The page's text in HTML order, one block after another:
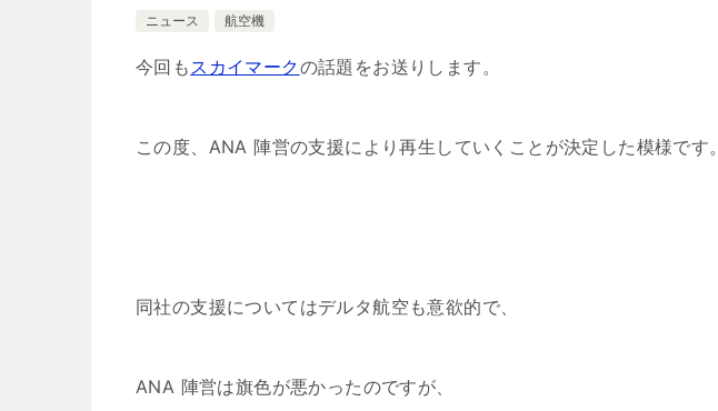
ニュース
航空機
今回もスカイマークの話題をお送りします。
この度、ANA 陣営の支援により再生していくことが決定した模様です。
同社の支援についてはデルタ航空も意欲的で、
ANA 陣営は旗色が悪かったのですが、